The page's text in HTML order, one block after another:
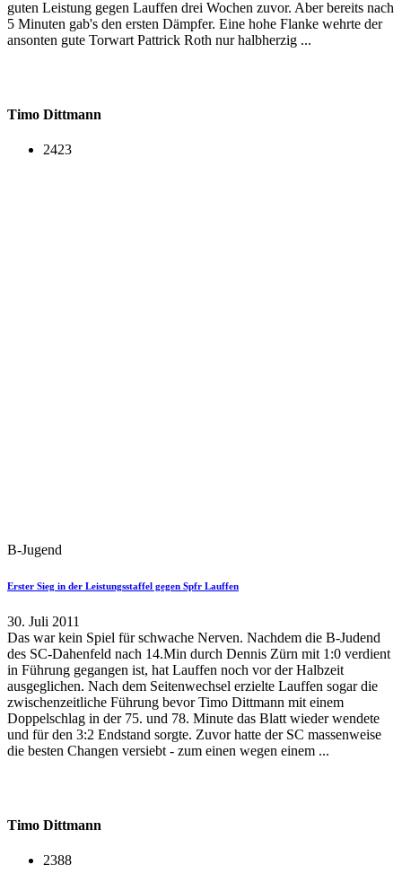
guten Leistung gegen Lauffen drei Wochen zuvor. Aber bereits nach
5 Minuten gab's den ersten Dämpfer. Eine hohe Flanke wehrte der
ansonten gute Torwart Pattrick Roth nur halbherzig ...
Timo Dittmann
2423
B-Jugend
Erster Sieg in der Leistungsstaffel gegen Spfr Lauffen
30. Juli 2011
Das war kein Spiel für schwache Nerven. Nachdem die B-Judend
des SC-Dahenfeld nach 14.Min durch Dennis Zürn mit 1:0 verdient
in Führung gegangen ist, hat Lauffen noch vor der Halbzeit
ausgeglichen. Nach dem Seitenwechsel erzielte Lauffen sogar die
zwischenzeitliche Führung bevor Timo Dittmann mit einem
Doppelschlag in der 75. und 78. Minute das Blatt wieder wendete
und für den 3:2 Endstand sorgte. Zuvor hatte der SC massenweise
die besten Changen versiebt - zum einen wegen einem ...
Timo Dittmann
2388